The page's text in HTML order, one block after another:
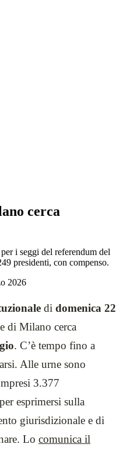
cerca
i seggi del referendum del
presidenti, con compenso.
2026
di domenica 22
di Milano cerca
. C’è tempo fino a
Alle urne sono
3.377
esprimersi sulla
giurisdizionale e di
Lo comunica il